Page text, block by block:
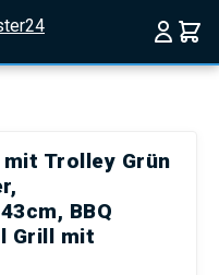
mit Trolley Grün
BBQ
Grill mit